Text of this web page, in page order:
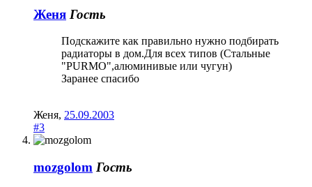
Женя Гость
Подскажите как правильно нужно подбирать
радиаторы в дом.Для всех типов (Стальные
"PURMO",алюминивые или чугун)
Заранее спасибо
Женя, 25.09.2003
#3
mozgolom Гость